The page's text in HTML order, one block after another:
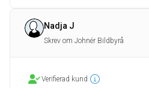
Nadja J
Skrev om Johnér Bildbyrå
Verifierad kund